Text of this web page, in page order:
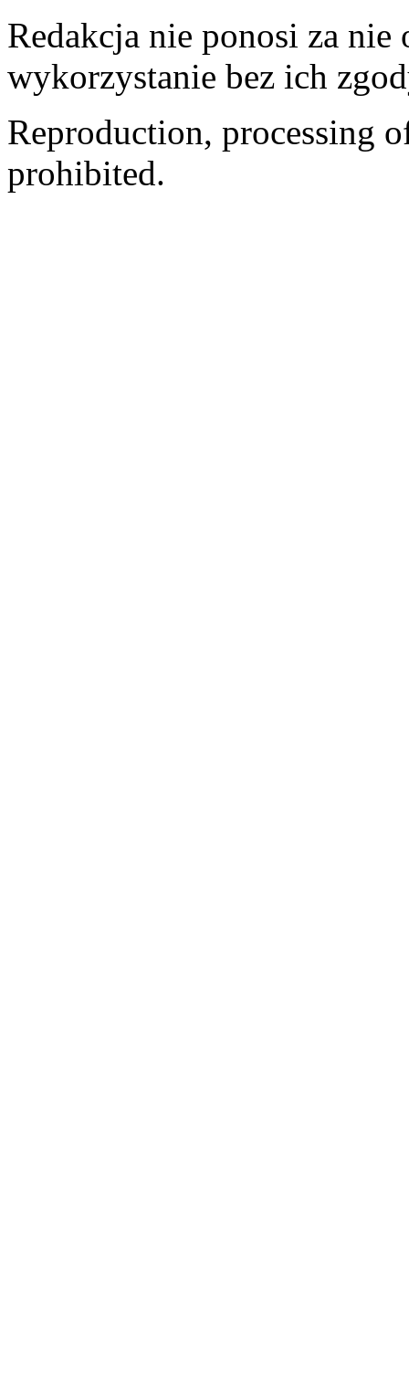
Redakcja nie ponosi za
wykorzystanie bez ich
Reproduction, processing
prohibited.